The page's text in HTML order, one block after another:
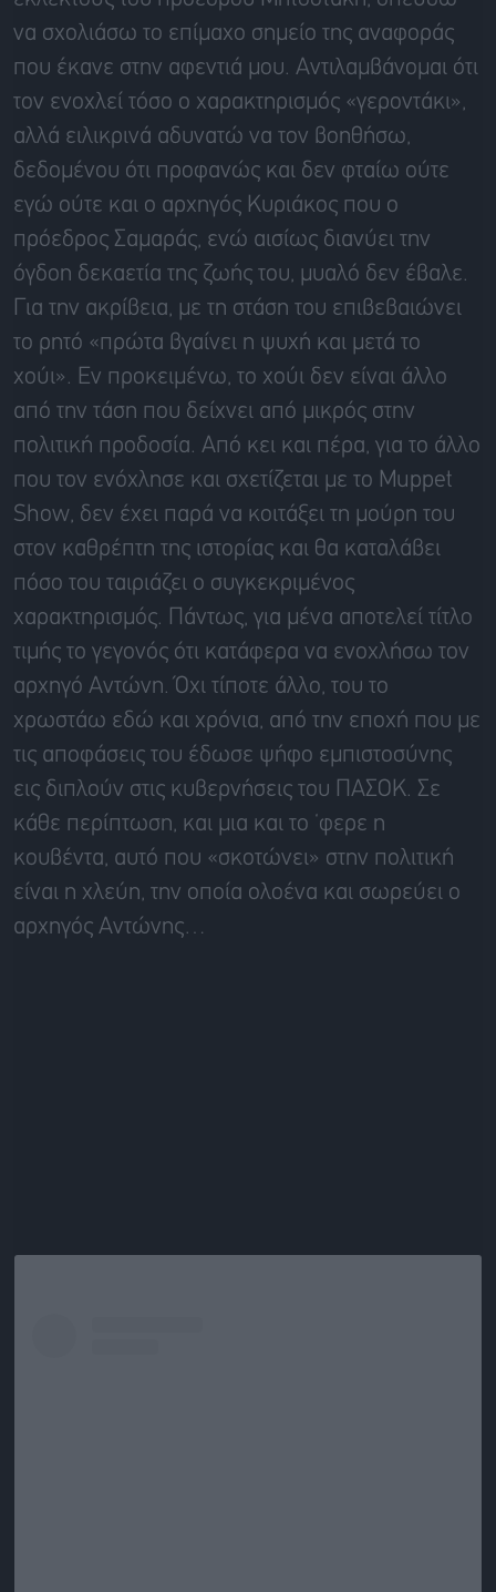
να σχολιάσω το επίμαχο σημείο της αναφοράς
που έκανε στην αφεντιά μου. Αντιλαμβάνομαι ότι
τον ενοχλεί τόσο ο χαρακτηρισμός «γεροντάκι»,
αλλά ειλικρινά αδυνατώ να τον βοηθήσω,
δεδομένου ότι προφανώς και δεν φταίω ούτε
εγώ ούτε και ο αρχηγός Κυριάκος που ο
πρόεδρος Σαμαράς, ενώ αισίως διανύει την
όγδοη δεκαετία της ζωής του, μυαλό δεν έβαλε.
Για την ακρίβεια, με τη στάση του επιβεβαιώνει
το ρητό «πρώτα βγαίνει η ψυχή και μετά το
χούι». Εν προκειμένω, το χούι δεν είναι άλλο
από την τάση που δείχνει από μικρός στην
πολιτική προδοσία. Από κει και πέρα, για το άλλο
που τον ενόχλησε και σχετίζεται με το Muppet
Show, δεν έχει παρά να κοιτάξει τη μούρη του
στον καθρέπτη της ιστορίας και θα καταλάβει
πόσο του ταιριάζει ο συγκεκριμένος
χαρακτηρισμός. Πάντως, για μένα αποτελεί τίτλο
τιμής το γεγονός ότι κατάφερα να ενοχλήσω τον
αρχηγό Αντώνη. Όχι τίποτε άλλο, του το
χρωστάω εδώ και χρόνια, από την εποχή που με
τις αποφάσεις του έδωσε ψήφο εμπιστοσύνης
εις διπλούν στις κυβερνήσεις του ΠΑΣΟΚ. Σε
κάθε περίπτωση, και μια και το ‘φερε η
κουβέντα, αυτό που «σκοτώνει» στην πολιτική
είναι η χλεύη, την οποία ολοένα και σωρεύει ο
αρχηγός Αντώνης…